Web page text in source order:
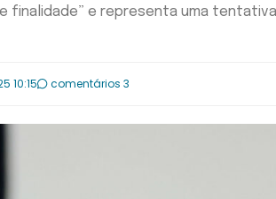
finalidade” e representa uma
10:15 comentários 3